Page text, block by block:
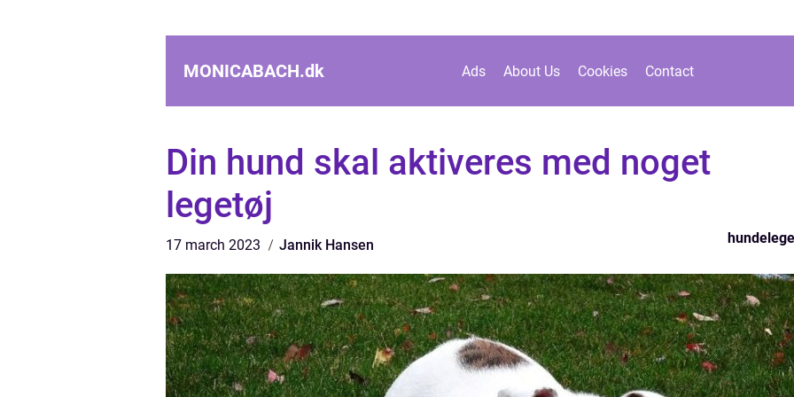
MONICABACH.dk Ads About Us Cookies Contact
Din hund skal aktiveres med noget
legetøj
17 march 2023 Jannik Hansen